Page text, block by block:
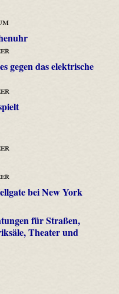
gegen das elektrische
bei New York
für Straßen,
Theater und